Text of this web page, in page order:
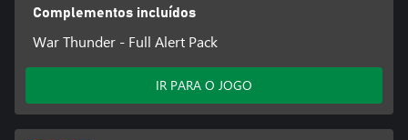
Complementos incluídos
War Thunder - Full Alert Pack
IR PARA O JOGO